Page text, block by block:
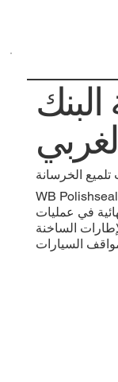
الخرسانة
WB Polishseal هو ملمع خرساني قائم على الماء
في عمليات
الساخنة